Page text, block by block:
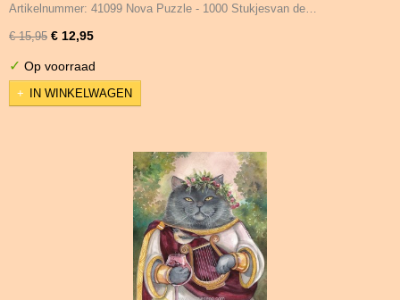
Artikelnummer: 41099 Nova Puzzle - 1000 Stukjesvan de…
€ 15,95 € 12,95
✓ Op voorraad
IN WINKELWAGEN